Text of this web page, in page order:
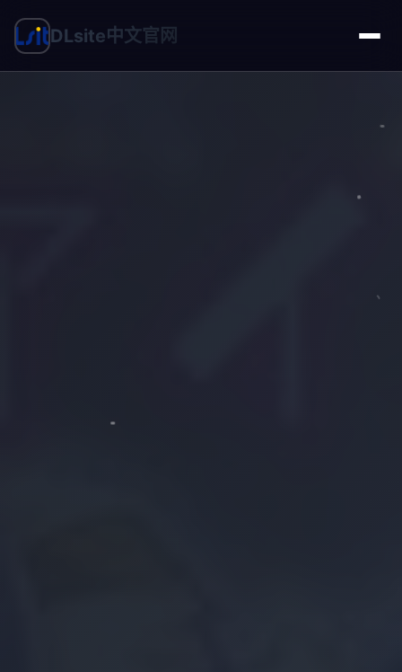
DLsite中文官网